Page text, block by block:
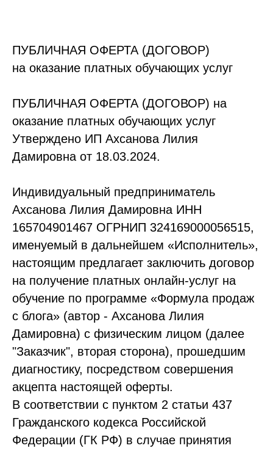
ПУБЛИЧНАЯ ОФЕРТА (ДОГОВОР)
на оказание платных обучающих услуг
ПУБЛИЧНАЯ ОФЕРТА (ДОГОВОР) на
оказание платных обучающих услуг
Утверждено ИП Ахсанова Лилия
Дамировна от 18.03.2024.
Индивидуальный предприниматель
Ахсанова Лилия Дамировна ИНН
165704901467 ОГРНИП 324169000056515,
именуемый в дальнейшем «Исполнитель»,
настоящим предлагает заключить договор
на получение платных онлайн-услуг на
обучение по программе «Формула продаж
с блога» (автор - Ахсанова Лилия
Дамировна) с физическим лицом (далее
"Заказчик", вторая сторона), прошедшим
диагностику, посредством совершения
акцепта настоящей оферты.
В соответствии с пунктом 2 статьи 437
Гражданского кодекса Российской
Федерации (ГК РФ) в случае принятия